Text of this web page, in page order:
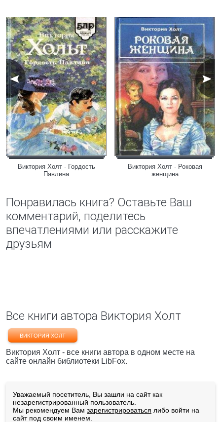
Виктория Холт - Гордость
Павлина
Виктория Холт - Роковая
женщина
Понравилась книга? Оставьте Ваш
комментарий, поделитесь
впечатлениями или расскажите
друзьям
Все книги автора Виктория Холт
ВИКТОРИЯ ХОЛТ
Виктория Холт - все книги автора в одном месте на
сайте онлайн библиотеки LibFox.
Уважаемый посетитель, Вы зашли на сайт как
незарегистрированный пользователь.
Мы рекомендуем Вам зарегистрироваться либо войти на
сайт под своим именем.